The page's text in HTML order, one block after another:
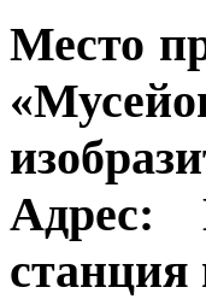
Место
Адрес:
станция